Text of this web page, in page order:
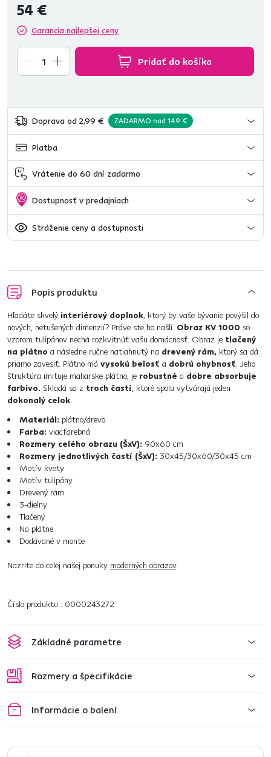
54 €
Garancia najlepšej ceny
Pridať do košíka
Doprava od 2,99 € ZADARMO nad 149 €
Platba
Vrátenie do 60 dní zadarmo
Dostupnosť v predajniach
Stráženie ceny a dostupnosti
Popis produktu
Hľadáte skvelý interiérový doplnok, ktorý by vaše bývanie povýšil do
nových, netušených dimenzií? Práve ste ho našli. Obraz KV 1000 so
vzorom tulipánov nechá rozkvitnúť vašu domácnosť. Obraz je tlačený
na plátno a následne ručne natiahnutý na drevený rám, ktorý sa dá
priamo zavesiť. Plátno má vysokú belosť a dobrú ohybnosť. Jeho
štruktúra imituje maliarske plátno, je robustné a dobre absorbuje
farbivo. Skladá sa z troch častí, ktoré spolu vytvárajú jeden
dokonalý celok.
Materiál: plátno/drevo
Farba: viacfarebná
Rozmery celého obrazu (ŠxV): 90x60 cm
Rozmery jednotlivých častí (ŠxV): 30x45/30x60/30x45 cm
Motív kvety
Motív tulipány
Drevený rám
3-dielny
Tlačený
Na plátne
Dodávané v monte
Nazrite do celej našej ponuky moderných obrazov.
Číslo produktu : 0000243272
Základné parametre
Rozmery a špecifikácie
Informácie o balení